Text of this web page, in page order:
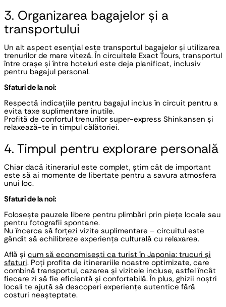
3. Organizarea bagajelor și a
transportului
Un alt aspect esențial este transportul bagajelor și utilizarea
trenurilor de mare viteză. În circuitele Exact Tours, transportul
între orașe și între hoteluri este deja planificat, inclusiv
pentru bagajul personal.
Sfaturi de la noi:
Respectă indicațiile pentru bagajul inclus în circuit pentru a
evita taxe suplimentare inutile.
Profită de confortul trenurilor super-express Shinkansen și
relaxează-te în timpul călătoriei.
4. Timpul pentru explorare personală
Chiar dacă itinerariul este complet, știm cât de important
este să ai momente de libertate pentru a savura atmosfera
unui loc.
Sfaturi de la noi:
Folosește pauzele libere pentru plimbări prin piețe locale sau
pentru fotografii spontane.
Nu încerca să forțezi vizite suplimentare – circuitul este
gândit să echilibreze experiența culturală cu relaxarea.
Află și cum să economisești ca turist în Japonia: trucuri și
sfaturi. Poți profita de itinerariile noastre optimizate, care
combină transportul, cazarea și vizitele incluse, astfel încât
fiecare zi să fie eficientă și confortabilă. În plus, ghizii noștri
locali te ajută să descoperi experiențe autentice fără
costuri neașteptate.